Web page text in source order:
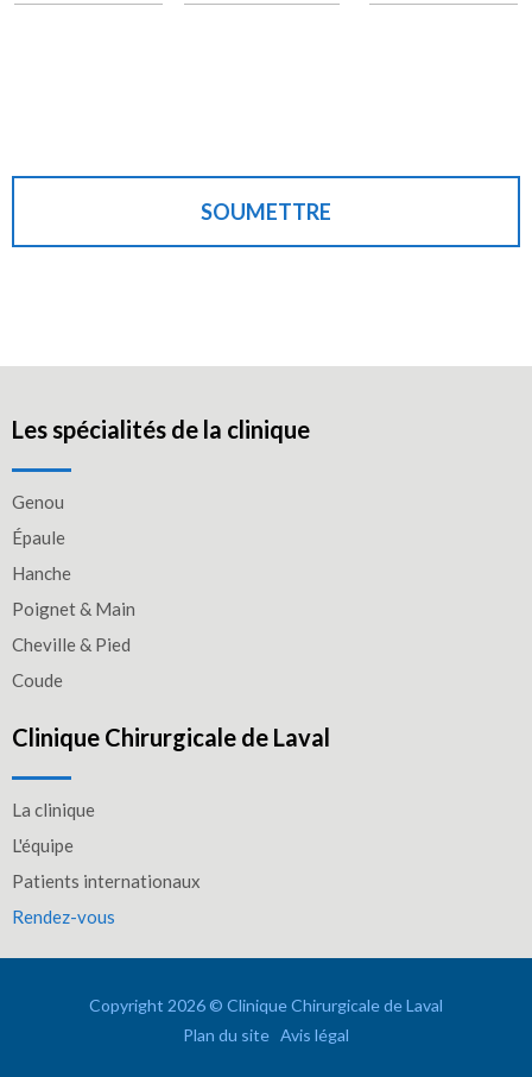
SOUMETTRE
Les spécialités de la clinique
Genou
Épaule
Hanche
Poignet & Main
Cheville & Pied
Coude
Clinique Chirurgicale de Laval
La clinique
L'équipe
Patients internationaux
Rendez-vous
Copyright 2026 © Clinique Chirurgicale de Laval
Plan du site Avis légal